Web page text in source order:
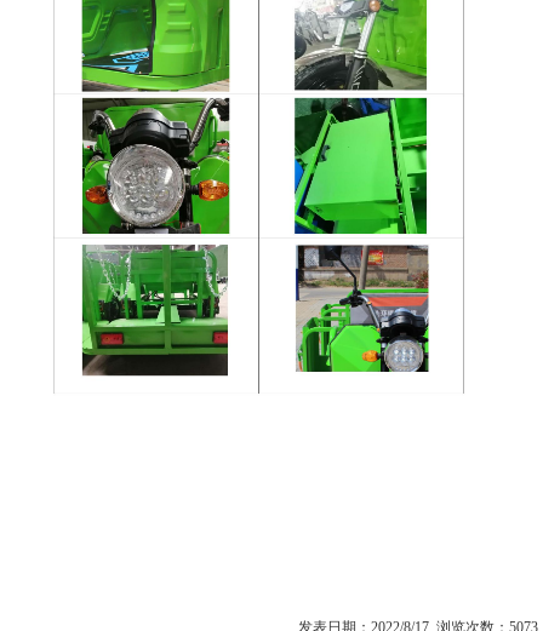
发表日期：2022/8/17 浏览次数：5073